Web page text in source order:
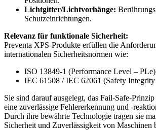
Lichtgitter/Lichtvorhänge:
Schutzeinrichtungen.
Relevanz für funktionale Sicherheit:
Preventa XPS-Produkte erfüllen die
internationalen Sicherheitsnormen wie:
ISO 13849-1 (Performance Level –
IEC 61508 / IEC 62061 (Safety
Sie sind darauf ausgelegt, das Fail-Safe-
eine zuverlässige Fehlererkennung und -
Durch ihre bewährte Technologie tragen sie
Sicherheit und Zuverlässigkeit von Maschinen